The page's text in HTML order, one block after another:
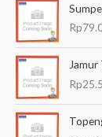
Rp
Jamur
Rp